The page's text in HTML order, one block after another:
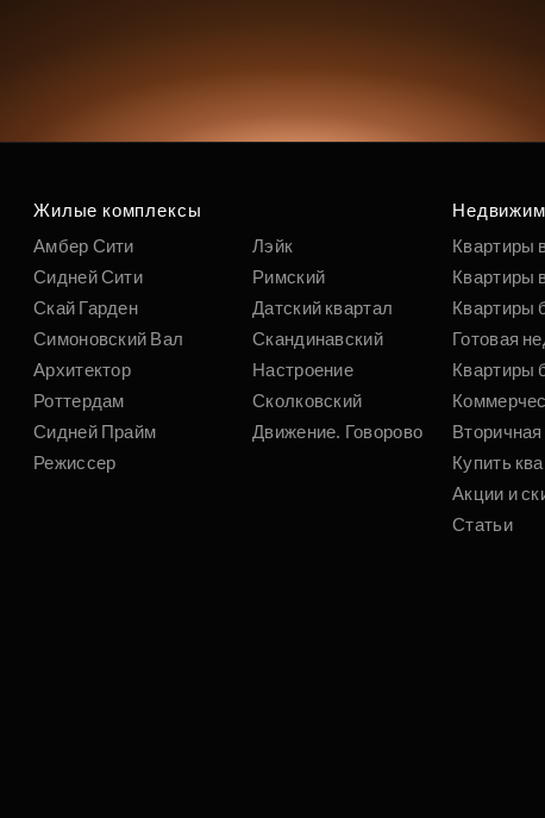
Жилые комплексы
Амбер Сити
Сидней Сити
Скай Гарден
Симоновский Вал
Архитектор
Роттердам
Сидней Прайм
Режиссер
Лэйк
Римский
Датский квартал
Скандинавский
Настроение
Сколковский
Движение. Говорово
Квартиры
Квартиры
Квартиры
Готовая
Квартиры
Купить
Акции и
Статьи